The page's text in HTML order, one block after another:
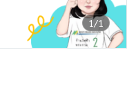
1/1